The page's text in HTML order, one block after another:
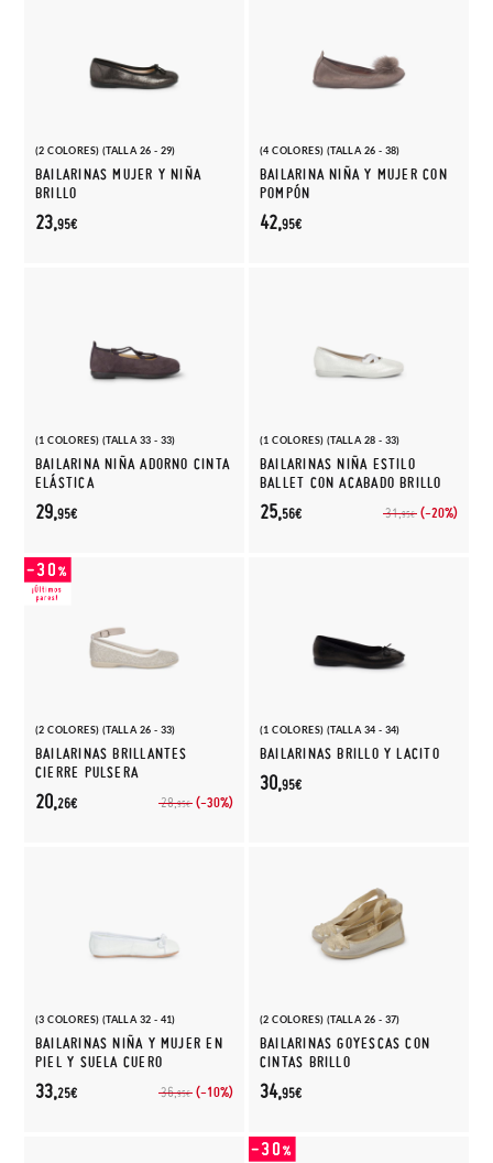
(2 COLORES) (TALLA 26 - 29)
BAILARINAS MUJER Y NIÑA
BRILLO
23,95€
(4 COLORES) (TALLA 26 - 38)
BAILARINA NIÑA Y MUJER CON
POMPÓN
42,95€
(1 COLORES) (TALLA 33 - 33)
BAILARINA NIÑA ADORNO CINTA
ELÁSTICA
29,95€
(1 COLORES) (TALLA 28 - 33)
BAILARINAS NIÑA ESTILO
BALLET CON ACABADO BRILLO
31,95€ (-20%)
25,56€
(2 COLORES) (TALLA 26 - 33)
BAILARINAS BRILLANTES
CIERRE PULSERA
28,95€ (-30%)
20,26€
(1 COLORES) (TALLA 34 - 34)
BAILARINAS BRILLO Y LACITO
30,95€
(3 COLORES) (TALLA 32 - 41)
BAILARINAS NIÑA Y MUJER EN
PIEL Y SUELA CUERO
36,95€ (-10%)
33,25€
(2 COLORES) (TALLA 26 - 37)
BAILARINAS GOYESCAS CON
CINTAS BRILLO
34,95€